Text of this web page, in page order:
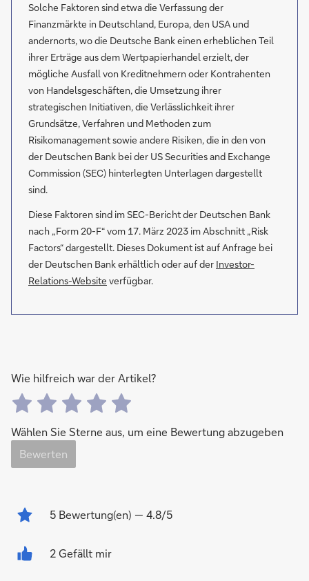
Solche Faktoren sind etwa die Verfassung der
Finanzmärkte in Deutschland, Europa, den USA und
andernorts, wo die Deutsche Bank einen erheblichen Teil
ihrer Erträge aus dem Wertpapierhandel erzielt, der
mögliche Ausfall von Kreditnehmern oder Kontrahenten
von Handelsgeschäften, die Umsetzung ihrer
strategischen Initiativen, die Verlässlichkeit ihrer
Grundsätze, Verfahren und Methoden zum
Risikomanagement sowie andere Risiken, die in den von
der Deutschen Bank bei der US Securities and Exchange
Commission (SEC) hinterlegten Unterlagen dargestellt
sind.
Diese Faktoren sind im SEC-Bericht der Deutschen Bank
nach „Form 20-F“ vom 17. März 2023 im Abschnitt „Risk
Factors“ dargestellt. Dieses Dokument ist auf Anfrage bei
der Deutschen Bank erhältlich oder auf der Investor-
Relations-Website verfügbar.
Wie hilfreich war der Artikel?
Wählen Sie Sterne aus, um eine Bewertung abzugeben
Bewerten
5 Bewertung(en) — 4.8/5
2 Gefällt mir